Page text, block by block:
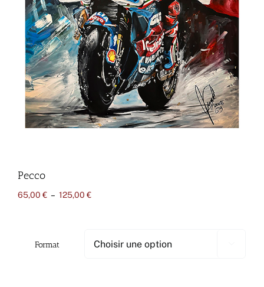
Pecco
65,00 € – 125,00 €Plage
125,00 €
Format